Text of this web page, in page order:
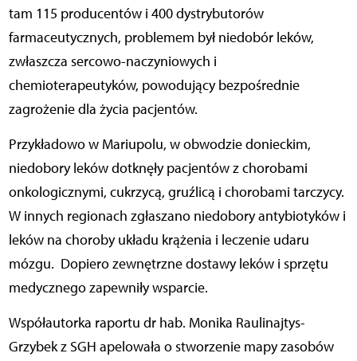
tam 115 producentów i 400 dystrybutorów
farmaceutycznych, problemem był niedobór leków,
zwłaszcza sercowo-naczyniowych i
chemioterapeutyków, powodujący bezpośrednie
zagrożenie dla życia pacjentów.
Przykładowo w Mariupolu, w obwodzie donieckim,
niedobory leków dotknęły pacjentów z chorobami
onkologicznymi, cukrzycą, gruźlicą i chorobami tarczycy.
W innych regionach zgłaszano niedobory antybiotyków i
leków na choroby układu krążenia i leczenie udaru
mózgu. Dopiero zewnętrzne dostawy leków i sprzętu
medycznego zapewniły wsparcie.
Współautorka raportu dr hab. Monika Raulinajtys-
Grzybek z SGH apelowała o stworzenie mapy zasobów